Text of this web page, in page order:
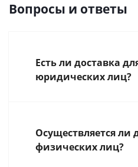
Вопросы и ответы
Есть ли доставка
юридических лиц?
Осуществляется ли
физических лиц?